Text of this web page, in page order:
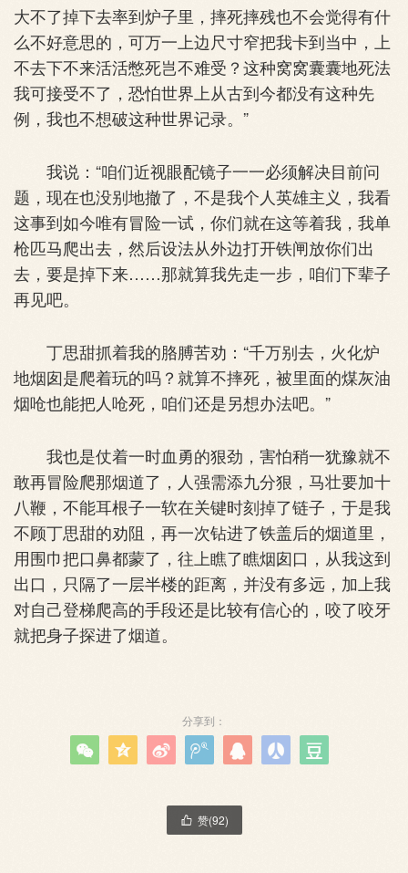
大不了掉下去率到炉子里，摔死摔残也不会觉得有什
么不好意思的，可万一上边尺寸窄把我卡到当中，上
不去下不来活活憋死岂不难受？这种窝窝囊囊地死法
我可接受不了，恐怕世界上从古到今都没有这种先
例，我也不想破这种世界记录。”
我说：“咱们近视眼配镜子一一必须解决目前问
题，现在也没别地撤了，不是我个人英雄主义，我看
这事到如今唯有冒险一试，你们就在这等着我，我单
枪匹马爬出去，然后设法从外边打开铁闸放你们出
去，要是掉下来……那就算我先走一步，咱们下辈子
再见吧。
丁思甜抓着我的胳膊苦劝：“千万别去，火化炉
地烟囱是爬着玩的吗？就算不摔死，被里面的煤灰油
烟呛也能把人呛死，咱们还是另想办法吧。”
我也是仗着一时血勇的狠劲，害怕稍一犹豫就不
敢再冒险爬那烟道了，人强需添九分狠，马壮要加十
八鞭，不能耳根子一软在关键时刻掉了链子，于是我
不顾丁思甜的劝阻，再一次钻进了铁盖后的烟道里，
用围巾把口鼻都蒙了，往上瞧了瞧烟囱口，从我这到
出口，只隔了一层半楼的距离，并没有多远，加上我
对自己登梯爬高的手段还是比较有信心的，咬了咬牙
就把身子探进了烟道。
分享到：
      
 赞(92)